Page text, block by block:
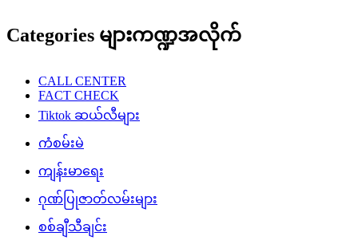
Categories များကဏ္ဍအလိုက်
CALL CENTER
FACT CHECK
Tiktok ဆယ်လီများ
ကံစမ်းမဲ
ကျန်းမာရေး
ဂုဏ်ပြုဇာတ်လမ်းများ
စစ်ချီသီချင်း